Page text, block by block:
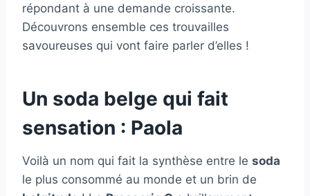
répondant à une demande croissante.
Découvrons ensemble ces trouvailles
savoureuses qui vont faire parler d’elles !
Un soda belge qui fait
sensation : Paola
Voilà un nom qui fait la synthèse entre le soda
le plus consommé au monde et un brin de